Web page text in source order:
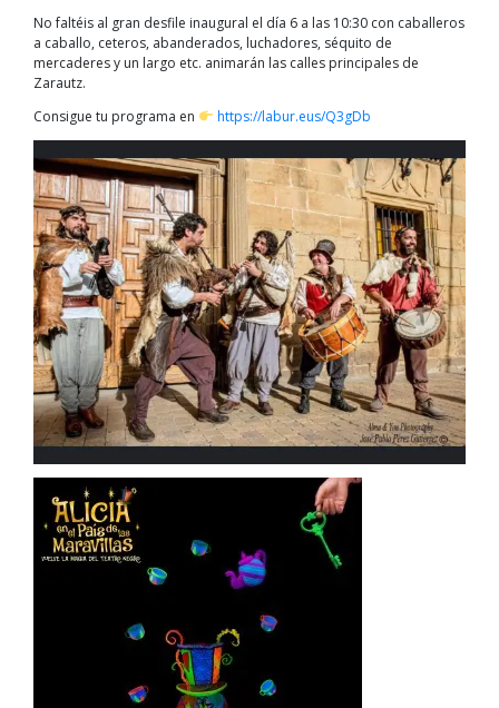
No faltéis al gran desfile inaugural el día 6 a las 10:30 con caballeros
a caballo, ceteros, abanderados, luchadores, séquito de
mercaderes y un largo etc. animarán las calles principales de
Zarautz.
Consigue tu programa en
https://labur.eus/Q3gDb